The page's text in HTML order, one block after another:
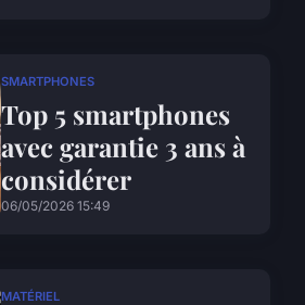
SMARTPHONES
Top 5 smartphones
avec garantie 3 ans à
considérer
06/05/2026 15:49
MATÉRIEL